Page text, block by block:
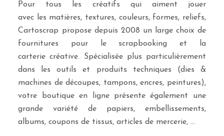
Pour tous les créatifs qui aiment jouer
avec les matières, textures, couleurs, formes, reliefs,
Cartoscrap propose depuis 2008 un large choix de
fournitures pour le scrapbooking et la
carterie créative. Spécialisée plus particulièrement
dans les outils et produits techniques (dies &
machines de découpes, tampons, encres, peintures),
votre boutique en ligne présente également une
grande variété de papiers, embellissements,
albums, coupons de tissus, articles de mercerie, …